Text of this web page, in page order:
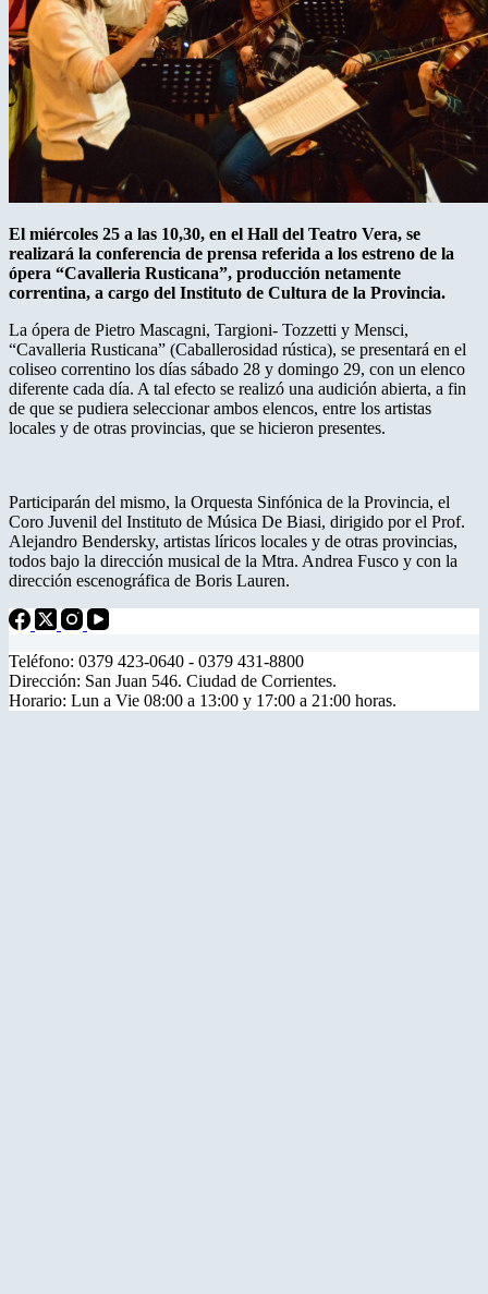
El miércoles 25 a las 10,30, en el Hall del Teatro Vera, se
realizará la conferencia de prensa referida a los estreno de la
ópera “Cavalleria Rusticana”, producción netamente
correntina, a cargo del Instituto de Cultura de la Provincia.
La ópera de Pietro Mascagni, Targioni- Tozzetti y Mensci,
“Cavalleria Rusticana” (Caballerosidad rústica), se presentará en el
coliseo correntino los días sábado 28 y domingo 29, con un elenco
diferente cada día. A tal efecto se realizó una audición abierta, a fin
de que se pudiera seleccionar ambos elencos, entre los artistas
locales y de otras provincias, que se hicieron presentes.
Participarán del mismo, la Orquesta Sinfónica de la Provincia, el
Coro Juvenil del Instituto de Música De Biasi, dirigido por el Prof.
Alejandro Bendersky, artistas líricos locales y de otras provincias,
todos bajo la dirección musical de la Mtra. Andrea Fusco y con la
dirección escenográfica de Boris Lauren.
Teléfono: 0379 423-0640 - 0379 431-8800
Dirección: San Juan 546. Ciudad de Corrientes.
Horario: Lun a Vie 08:00 a 13:00 y 17:00 a 21:00 horas.